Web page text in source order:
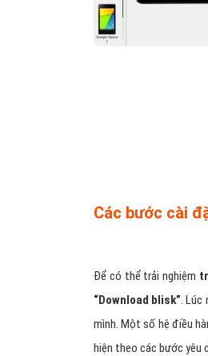
Các bước cài
Để có thể trải nghiệm
“Download blisk”. Lúc
mình. Một số hệ điều
hiện theo các bước yêu